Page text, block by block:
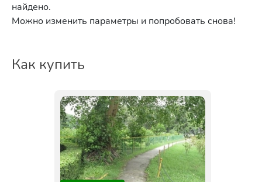
найдено.
Можно изменить параметры и попробовать снова!
Как купить